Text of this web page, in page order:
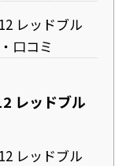
レッドブル
口コミ
レッドブル
レッドブル